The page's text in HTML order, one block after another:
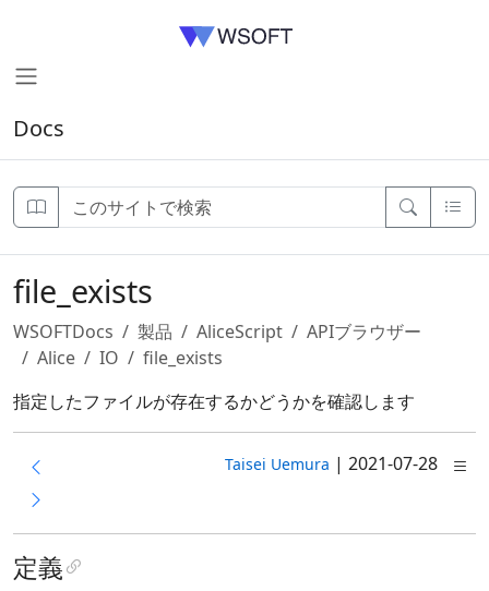
Docs
file_exists
WSOFTDocs 製品 AliceScript
APIブラウザー
Alice
IO
file_exists
指定したファイルが存在するかどうかを確認します
Taisei Uemura | 2021-07-28
定義